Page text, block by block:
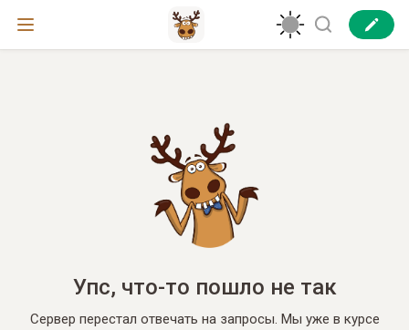
Упс, что-то пошло не так
Сервер перестал отвечать на запросы. Мы уже в курсе